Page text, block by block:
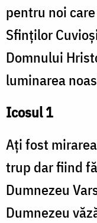
pentru noi
Sfinților
Domnului
luminarea
Icosul 1
Ați fost
trup dar fiind
Dumnezeu
Dumnezeu